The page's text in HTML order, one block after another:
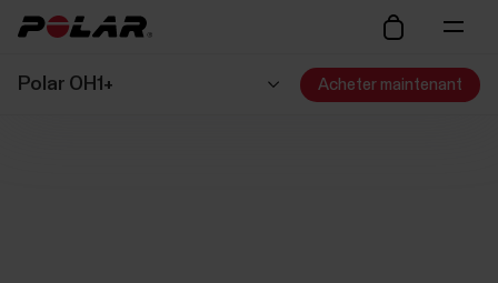
Polar OH1+ Acheter maintenant